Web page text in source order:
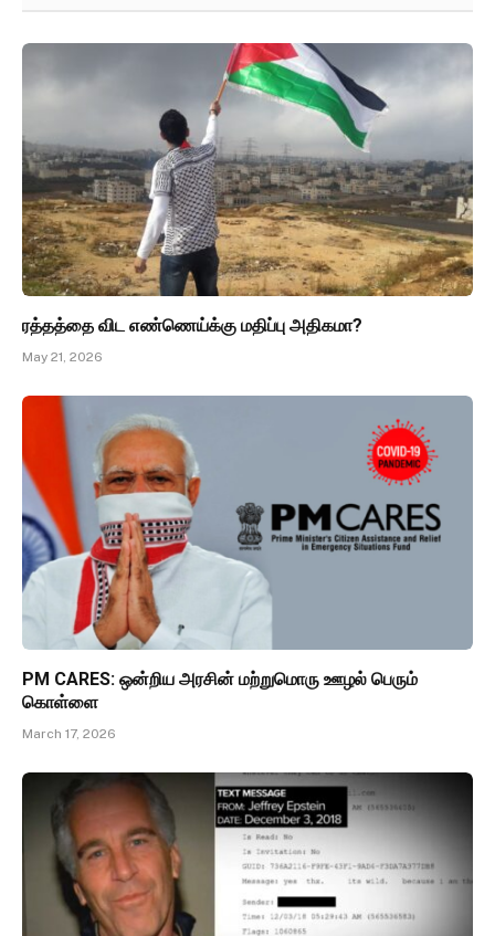
ரத்தத்தை விட எண்ணெய்க்கு மதிப்பு அதிகமா?
May 21, 2026
PM CARES: ஒன்றிய அரசின் மற்றுமொரு ஊழல் பெரும்
கொள்ளை
March 17, 2026